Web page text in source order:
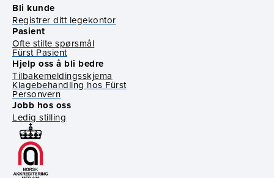
Bli kunde
Registrer ditt legekontor
Pasient
Ofte stilte spørsmål
Fürst Pasient
Hjelp oss å bli bedre
Tilbakemeldingsskjema
Klagebehandling hos Fürst
Personvern
Jobb hos oss
Ledig stilling